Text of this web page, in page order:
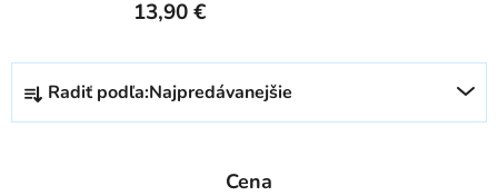
13,90 €
R
d
Radiť podľa:Najpredávanejšie
Cena